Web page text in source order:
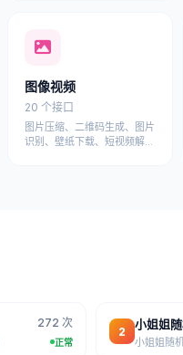
图像视频
20 个接口
图片压缩、二维码生成、图片
识别、壁纸下载、短视频解
272 次
正常
2
小姐姐随
小姐姐随